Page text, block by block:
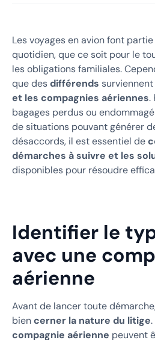
Les voyages en avion font
quotidien, que ce soit pour le
les obligations familiales.
que desdifférends surviennent
et les compagnies aériennes.
bagages perdus ou
de situations pouvant générer
désaccords, il est essentiel de
démarches à suivre et les
disponibles pour résoudre
Identifier le
avec une
aérienne
Avant de lancer toute
biencerner la nature du litige
compagnie aérienne peuvent